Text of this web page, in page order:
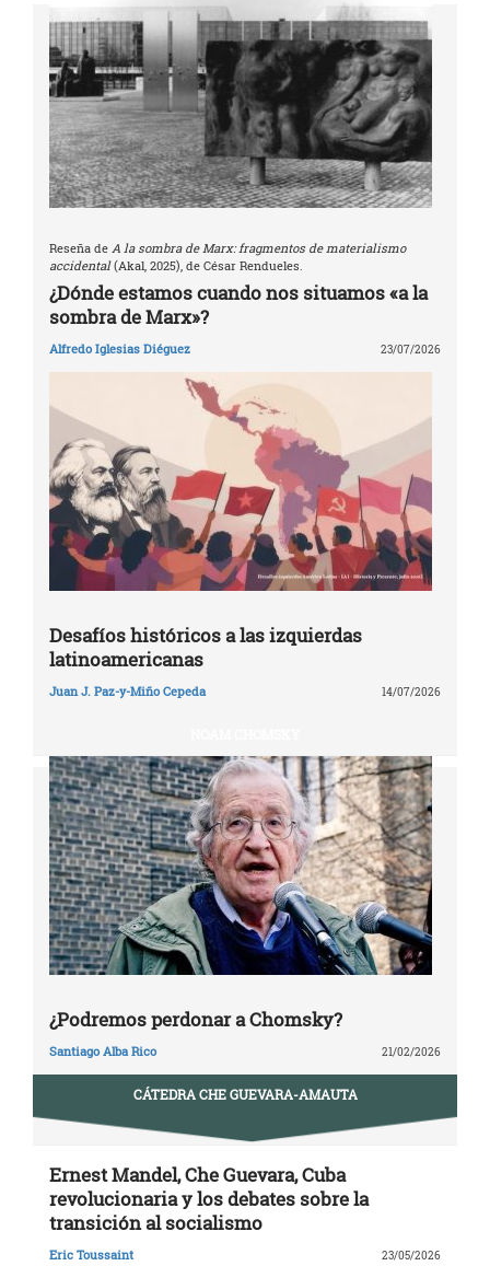
Reseña de A la sombra de Marx: fragmentos de materialismo
accidental(Akal, 2025), de César Rendueles.
¿Dónde estamos cuando nos situamos «a la
sombra de Marx»?
Alfredo Iglesias Diéguez 23/07/2026
Desafíos históricos a las izquierdas
latinoamericanas
Juan J. Paz-y-Miño Cepeda 14/07/2026
¿Podremos perdonar a Chomsky?
Santiago Alba Rico 21/02/2026
CÁTEDRA CHE GUEVARA-AMAUTA
Ernest Mandel, Che Guevara, Cuba
revolucionaria y los debates sobre la
transición al socialismo
Eric Toussaint 23/05/2026